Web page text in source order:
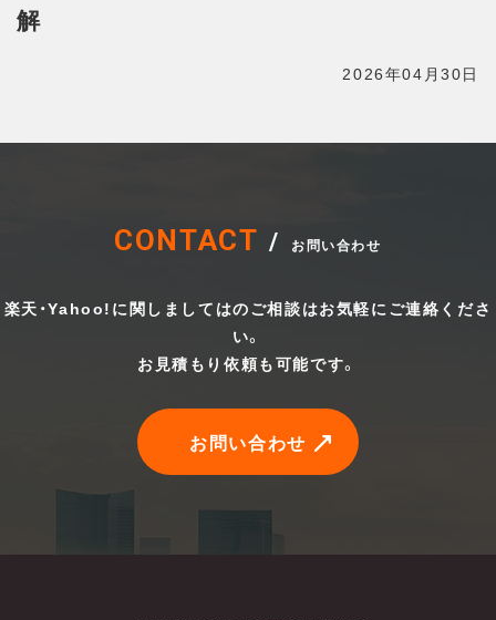
解
2026年04月30日
CONTACT / お問い合わせ
楽天・Yahoo!に関しましてはのご相談はお気軽にご連絡くださ
い。
お見積もり依頼も可能です。
お問い合わせ